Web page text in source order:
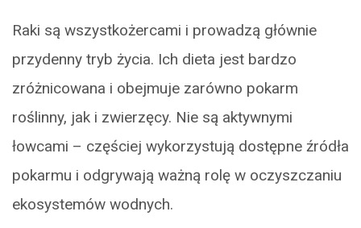
Raki są wszystkożercami i prowadzą głównie
przydenny tryb życia. Ich dieta jest bardzo
zróżnicowana i obejmuje zarówno pokarm
roślinny, jak i zwierzęcy. Nie są aktywnymi
łowcami – częściej wykorzystują dostępne źródła
pokarmu i odgrywają ważną rolę w oczyszczaniu
ekosystemów wodnych.